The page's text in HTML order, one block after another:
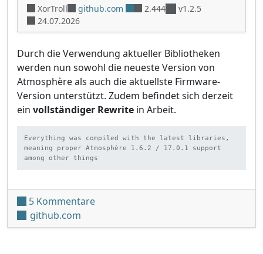
XorTroll github.com 2.444
v1.2.5
24.07.2026
Durch die Verwendung aktueller Bibliotheken
werden nun sowohl die neueste Version von
Atmosphère als auch die aktuellste Firmware-
Version unterstützt. Zudem befindet sich derzeit
ein vollständiger Rewrite in Arbeit.
Everything was compiled with the latest libraries,
meaning proper Atmosphère 1.6.2 / 17.0.1 support
among other things
5 Kommentarezu uLaunch v0.3.7
github.com